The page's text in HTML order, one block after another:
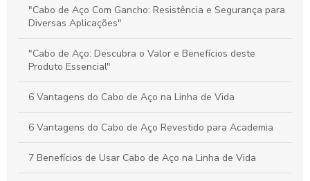
Preço e Qualidade do Cabo de Aço para Elevadores: Guia
Completo para Escolha Inteligente
Valor dos Cabos de Aço: Influência na Segurança e Eficiência
na Movimentação de Cargas
"Cabo de Aço Com Gancho: Resistência e Segurança para
Diversas Aplicações"
"Cabo de Aço: Descubra o Valor e Benefícios deste
Produto Essencial"
6 Vantagens do Cabo de Aço na Linha de Vida
6 Vantagens do Cabo de Aço Revestido para Academia
7 Benefícios de Usar Cabo de Aço na Linha de Vida